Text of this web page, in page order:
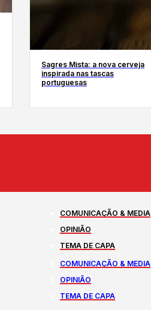
Sagres Mista: a nova cerveja
inspirada nas tascas
portuguesas
COMUNICAÇÃO & MEDIA
OPINIÃO
TEMA DE CAPA
COMUNICAÇÃO & MEDIA
OPINIÃO
TEMA DE CAPA